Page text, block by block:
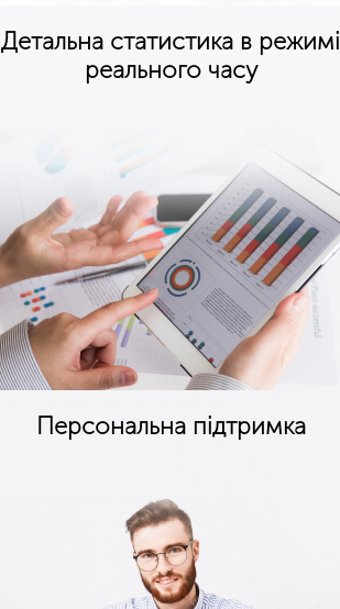
Детальна статистика в режимі
реального часу
Персональна підтримка